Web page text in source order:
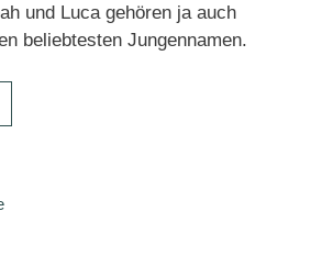
und Luca gehören ja auch
beliebtesten Jungennamen.